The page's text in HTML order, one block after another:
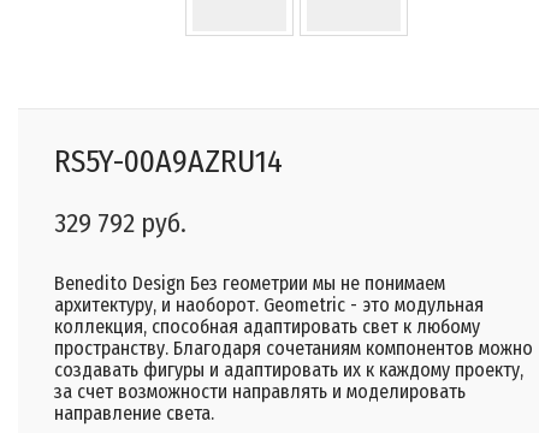
RS5Y-00A9AZRU14
329 792 руб.
Benedito Design Без геометрии мы не понимаем
архитектуру, и наоборот. Geometric - это модульная
коллекция, способная адаптировать свет к любому
пространству. Благодаря сочетаниям компонентов можно
создавать фигуры и адаптировать их к каждому проекту,
за счет возможности направлять и моделировать
направление света.